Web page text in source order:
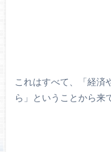
これはすべて、「経済
ら」ということから来